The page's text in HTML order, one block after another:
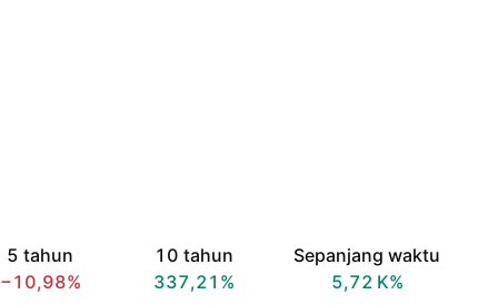
5 tahun
−10,98%
10 tahun
337,21%
Sepanjang waktu
‪5,72 K‬%